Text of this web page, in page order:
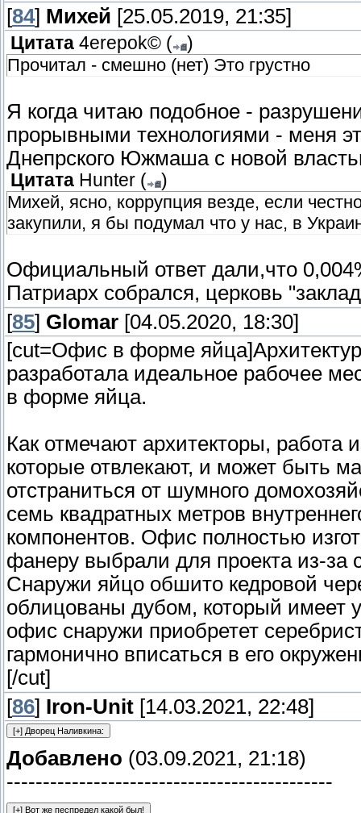
[84] Михей [25.05.2019, 21:35]
Цитата 4erepok© (
)
Прочитал - смешно (нет) Это грустно
Я когда читаю подобное -
прорывными технологиями - меня
Днепрского Южмаша с новой
Цитата Hunter (
)
Михей, ясно, коррупция везде, если
закупили, я бы подумал что у нас, в
Официальный ответ дали,что
Патриарх собрался, церковь
[85] Glomar [04.05.2020, 18:30]
[cut=Офис в форме
разработала идеальное рабочее
в форме яйца.
Как отмечают архитекторы, работа
которые отвлекают, и может быть
отстраниться от шумного
семь квадратных метров
компонентов. Офис полностью
фанеру выбрали для проекта из-за
Снаружи яйцо обшито кедровой
облицованы дубом, который имеет
офис снаружи приобретет
гармонично вписаться в его
[/cut]
[86] Iron-Unit [14.03.2021, 22:48]
Добавлено (03.09.2021, 21:18)
---------------------------------------------